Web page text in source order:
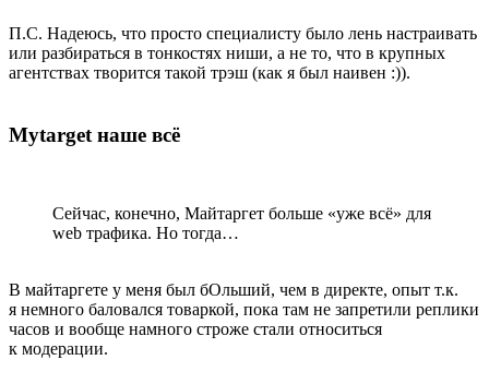
П.С. Надеюсь, что просто специалисту было лень настраивать
или разбираться в тонкостях ниши, а не то, что в крупных
агентствах творится такой трэш (как я был наивен :)).
Mytarget наше всё
Сейчас, конечно, Майтаргет больше «уже всё» для
web трафика. Но тогда…
В майтаргете у меня был бОльший, чем в директе, опыт т.к.
я немного баловался товаркой, пока там не запретили реплики
часов и вообще намного строже стали относиться
к модерации.